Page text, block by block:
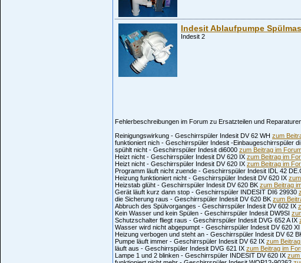
Indesit Ablaufpumpe
Indesit 2
Fehlerbeschreibungen im Forum zu Ersatzteilen und
Reinigungswirkung - Geschirrspüler Indesit DV 62 WH zum
funktioniert nich - Geschirrspüler Indesit -Einbaugeschirrspüler
spühlt nicht - Geschirrspüler Indesit di6000 zum Beitrag im
Heizt nicht - Geschirrspüler Indesit DV 620 IX zum Beitrag im
Heizt nicht - Geschirrspüler Indesit DV 620 IX zum Beitrag im
Programm läuft nicht zuende - Geschirrspüler Indesit IDL 42
Heizung funktioniert nicht - Geschirrspüler Indesit DV 620 IX
Heizstab glüht - Geschirrspüler Indesit DV 620 BK zum Beitrag
Gerät läuft kurz dann stop - Geschirrspüler INDESIT DI6 29930
die Sicherung raus - Geschirrspüler Indesit DV 620 BK zum
Abbruch des Spülvorganges - Geschirrspüler Indesit DV 602 IX
Kein Wasser und kein Spülen - Geschirrspüler Indesit DW9SI
Schutzschalter fliegt raus - Geschirrspüler Indesit DVG 652 A IX
Wasser wird nicht abgepumpt - Geschirrspüler Indesit DV 620 XI
Heizung verbogen und steht an - Geschirrspüler Indesit DV 62
Pumpe läuft immer - Geschirrspüler Indesit DV 62 IX zum
läuft aus - Geschirrspüler Indesit DVG 621 IX zum Beitrag im
Lampe 1 und 2 blinken - Geschirrspüler INDESIT DV 620 IX zum